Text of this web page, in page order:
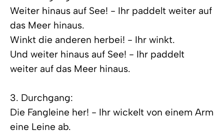
Weiter hinaus auf See! - Ihr paddelt weiter auf
das Meer hinaus.
Winkt die anderen herbei! - Ihr winkt.
Und weiter hinaus auf See! - Ihr paddelt
weiter auf das Meer hinaus.
3. Durchgang:
Die Fangleine her! - Ihr wickelt von einem Arm
eine Leine ab.